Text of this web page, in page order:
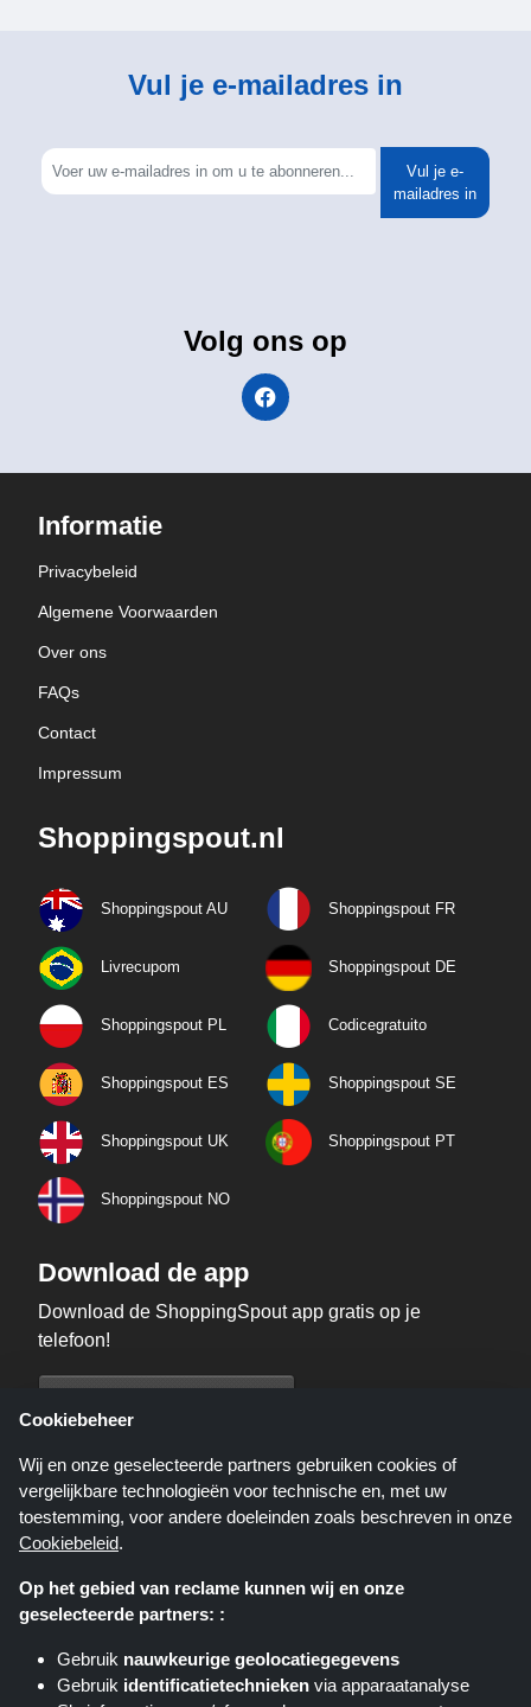
Vul je e-mailadres in
Vul je e-
mailadres in
Volg ons op
Informatie
Privacybeleid
Algemene Voorwaarden
Over ons
FAQs
Contact
Impressum
Shoppingspout.nl
Shoppingspout AU Shoppingspout FR
Livrecupom Shoppingspout DE
Shoppingspout PL Codicegratuito
Shoppingspout ES Shoppingspout SE
Shoppingspout UK Shoppingspout PT
Shoppingspout NO
Download de app
Download de ShoppingSpout app gratis op je
telefoon!
Shoppingspout.nl is een website die u deals, kortingen en kortingscodes
biedt; deze deals of aanbiedingen worden beschikbaar gesteld door
Cookiebeheer
Wij en onze geselecteerde partners gebruiken cookies of
vergelijkbare technologieën voor technische en, met uw
toestemming, voor andere doeleinden zoals beschreven in onze
Cookiebeleid.
Op het gebied van reclame kunnen wij en onze
geselecteerde partners: :
Gebruik nauwkeurige geolocatiegegevens
Gebruik identificatietechnieken via apparaatanalyse